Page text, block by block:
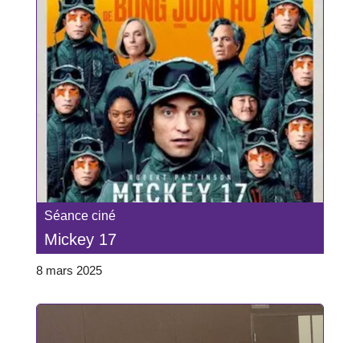
Séance ciné
Mickey 17
8 mars 2025